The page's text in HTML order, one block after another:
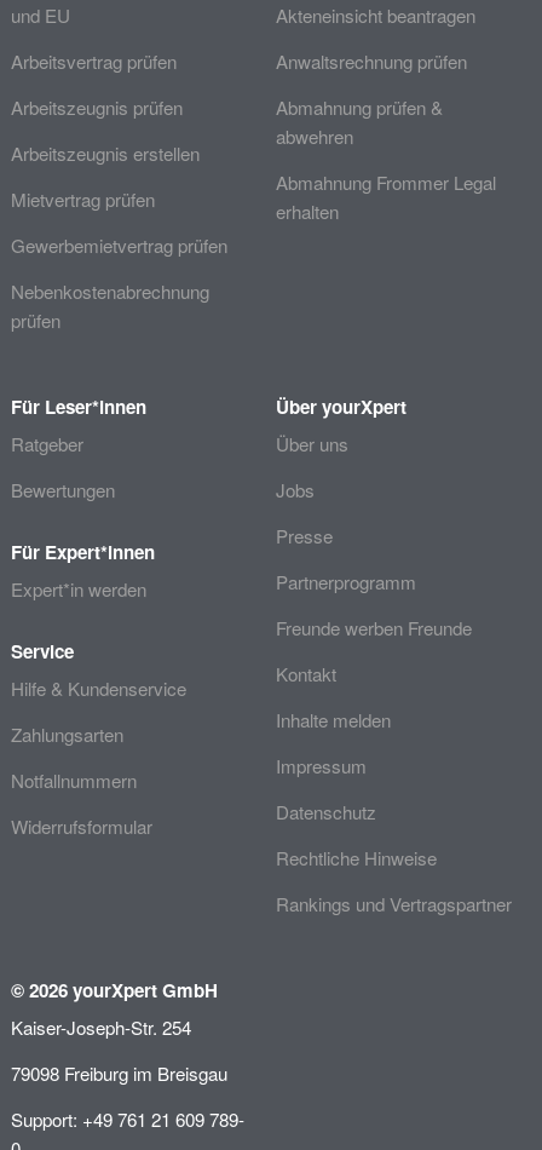
und EU
Arbeitsvertrag prüfen
Arbeitszeugnis prüfen
Arbeitszeugnis erstellen
Mietvertrag prüfen
Gewerbemietvertrag prüfen
Nebenkostenabrechnung
prüfen
Akteneinsicht beantragen
Anwaltsrechnung prüfen
Abmahnung prüfen &
abwehren
Abmahnung Frommer Legal
erhalten
Für Leser*innen
Ratgeber
Bewertungen
Für Expert*innen
Expert*in werden
Service
Hilfe & Kundenservice
Zahlungsarten
Notfallnummern
Widerrufsformular
Über yourXpert
Über uns
Jobs
Presse
Partnerprogramm
Freunde werben Freunde
Kontakt
Inhalte melden
Impressum
Datenschutz
Rechtliche Hinweise
Rankings und Vertragspartner
© 2026 yourXpert GmbH
Kaiser-Joseph-Str. 254
79098 Freiburg im Breisgau
Support: +49 761 21 609 789-